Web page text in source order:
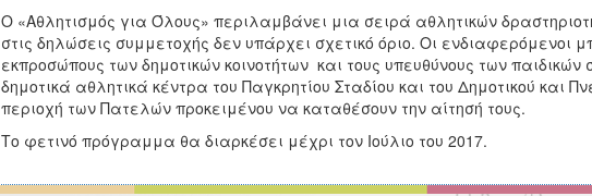
Ο «Αθλητισμός για Όλους» περιλαμβάνει μια σειρά αθλητικών
στις δηλώσεις συμμετοχής δεν υπάρχει σχετικό όριο. Οι ενδιαφερόμενοι
εκπροσώπους των δημοτικών κοινοτήτων και τους υπευθύνους των
δημοτικά αθλητικά κέντρα του Παγκρητίου Σταδίου και του Δημοτικού και
περιοχή των Πατελών προκειμένου να καταθέσουν την αίτησή τους.
Το φετινό πρόγραμμα θα διαρκέσει μέχρι τον Ιούλιο του 2017.